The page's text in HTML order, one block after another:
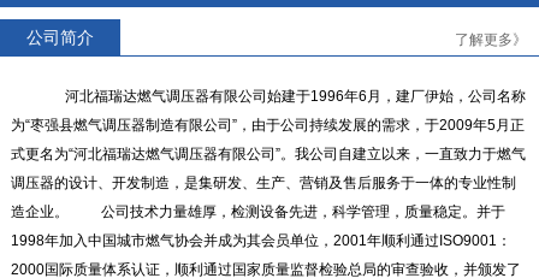
公司简介 了解更多》
河北福瑞达燃气调压器有限公司始建于1996年6月，建厂伊始，公司名称
为“枣强县燃气调压器制造有限公司”，由于公司持续发展的需求，于2009年5月正
式更名为“河北福瑞达燃气调压器有限公司”。我公司自建立以来，一直致力于燃气
调压器的设计、开发制造，是集研发、生产、营销及售后服务于一体的专业性制
造企业。 公司技术力量雄厚，检测设备先进，科学管理，质量稳定。并于
1998年加入中国城市燃气协会并成为其会员单位，2001年顺利通过ISO9001：
2000国际质量体系认证，顺利通过国家质量监督检验总局的审查验收，并颁发了
RTZ-*/4.0-*G系列燃气调压器 RTZ-15/0.4中压进户表前调压
器